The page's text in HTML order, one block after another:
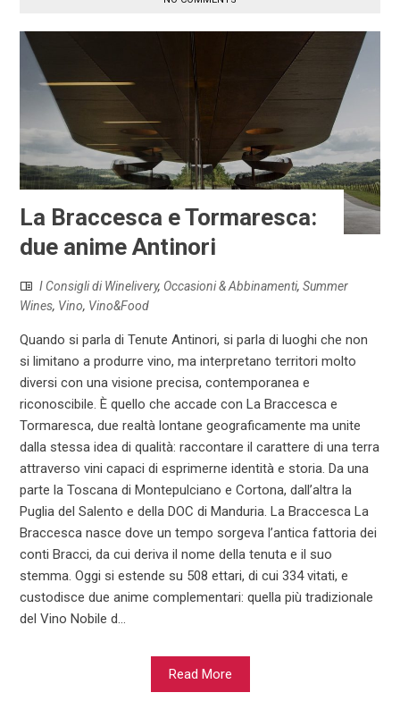
La Braccesca e Tormaresca:
due anime Antinori
I Consigli di Winelivery, Occasioni & Abbinamenti,Summer
Wines, Vino, Vino&Food
Quando si parla di Tenute Antinori, si parla di luoghi che non
si limitano a produrre vino, ma interpretano territori molto
diversi con una visione precisa, contemporanea e
riconoscibile. È quello che accade con La Braccesca e
Tormaresca, due realtà lontane geograficamente ma unite
dalla stessa idea di qualità: raccontare il carattere di una terra
attraverso vini capaci di esprimerne identità e storia. Da una
parte la Toscana di Montepulciano e Cortona, dall’altra la
Puglia del Salento e della DOC di Manduria. La Braccesca La
Braccesca nasce dove un tempo sorgeva l’antica fattoria dei
conti Bracci, da cui deriva il nome della tenuta e il suo
stemma. Oggi si estende su 508 ettari, di cui 334 vitati, e
custodisce due anime complementari: quella più tradizionale
del Vino Nobile d...
Read More